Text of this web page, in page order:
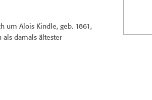
um Alois Kindle, geb. 1861,
als damals ältester